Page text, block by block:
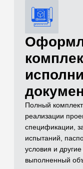
и
испытания)
для расчетов
[02]
Бетоны и
Контроль качества
[03]
Нерудные